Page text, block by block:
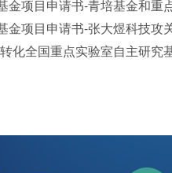
金项目申请书-青培基金和重
金项目申请书-张大煜科技攻
化全国重点实验室自主研究